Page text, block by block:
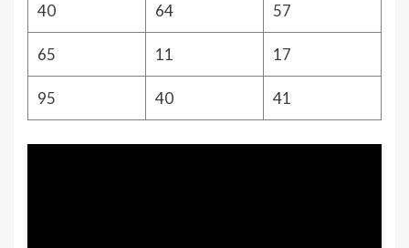
40 64 57
65 11 17
95 40 41